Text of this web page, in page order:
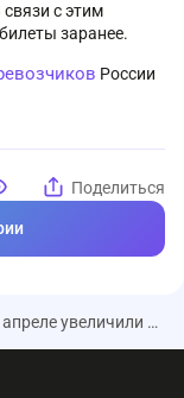
с этим
заранее.
России
Поделиться
Авиакомпании в апреле увеличили пассажиропоток почти на 3%